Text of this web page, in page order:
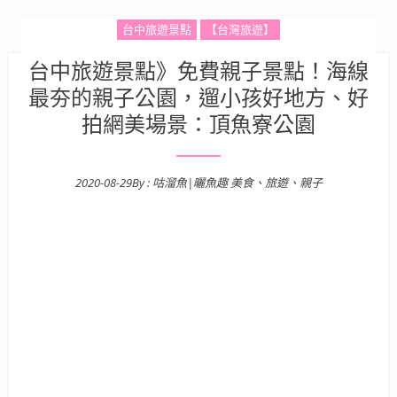
台中旅遊景點 【台灣旅遊】
台中旅遊景點》免費親子景點！海線
最夯的親子公園，遛小孩好地方、好
拍網美場景：頂魚寮公園
Posted on
2020-08-29By : 咕溜魚|曬魚趣 美食、旅遊、親子